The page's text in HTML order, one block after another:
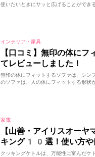
使いたいときにサッと広げることができ
インテリア・家具
【口コミ】無印の体に
てレビューしました！
無印の体にフィットするソファは、シン
のソファは、人の体にフィットする形状
家電
【山善・アイリスオー
キング10選！使い方や
クッキングケトルは、万能性に富んだケ